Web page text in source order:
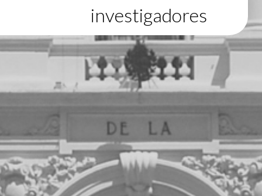
investigadores